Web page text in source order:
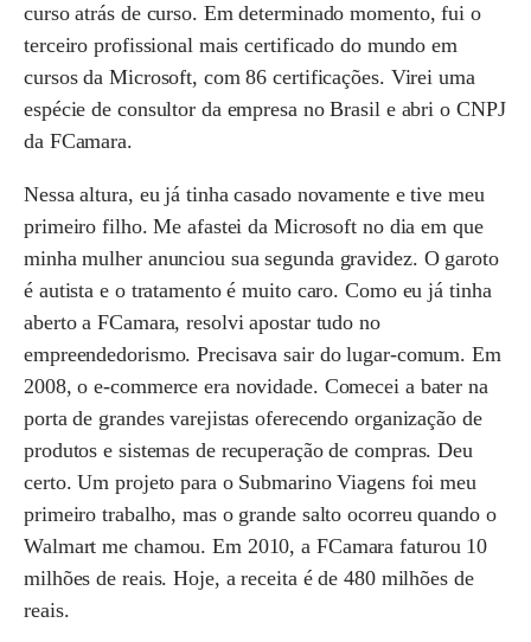
curso atrás de curso. Em determinado momento, fui o
terceiro profissional mais certificado do mundo em
cursos da Microsoft, com 86 certificações. Virei uma
espécie de consultor da empresa no Brasil e abri o CNPJ
da FCamara.
Nessa altura, eu já tinha casado novamente e tive meu
primeiro filho. Me afastei da Microsoft no dia em que
minha mulher anunciou sua segunda gravidez. O garoto
é autista e o tratamento é muito caro. Como eu já tinha
aberto a FCamara, resolvi apostar tudo no
empreendedorismo. Precisava sair do lugar-comum. Em
2008, o e-commerce era novidade. Comecei a bater na
porta de grandes varejistas oferecendo organização de
produtos e sistemas de recuperação de compras. Deu
certo. Um projeto para o Submarino Viagens foi meu
primeiro trabalho, mas o grande salto ocorreu quando o
Walmart me chamou. Em 2010, a FCamara faturou 10
milhões de reais. Hoje, a receita é de 480 milhões de
reais.